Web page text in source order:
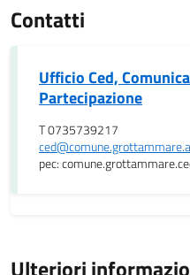
Contatti
Ufficio Ced,
Partecipazione
T 0735739217
pec:
Ulteriori